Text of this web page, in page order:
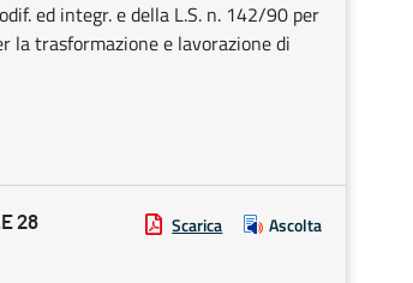
ed integr. e della L.S. n. 142/90 per
la trasformazione e lavorazione di
28
Scarica Ascolta